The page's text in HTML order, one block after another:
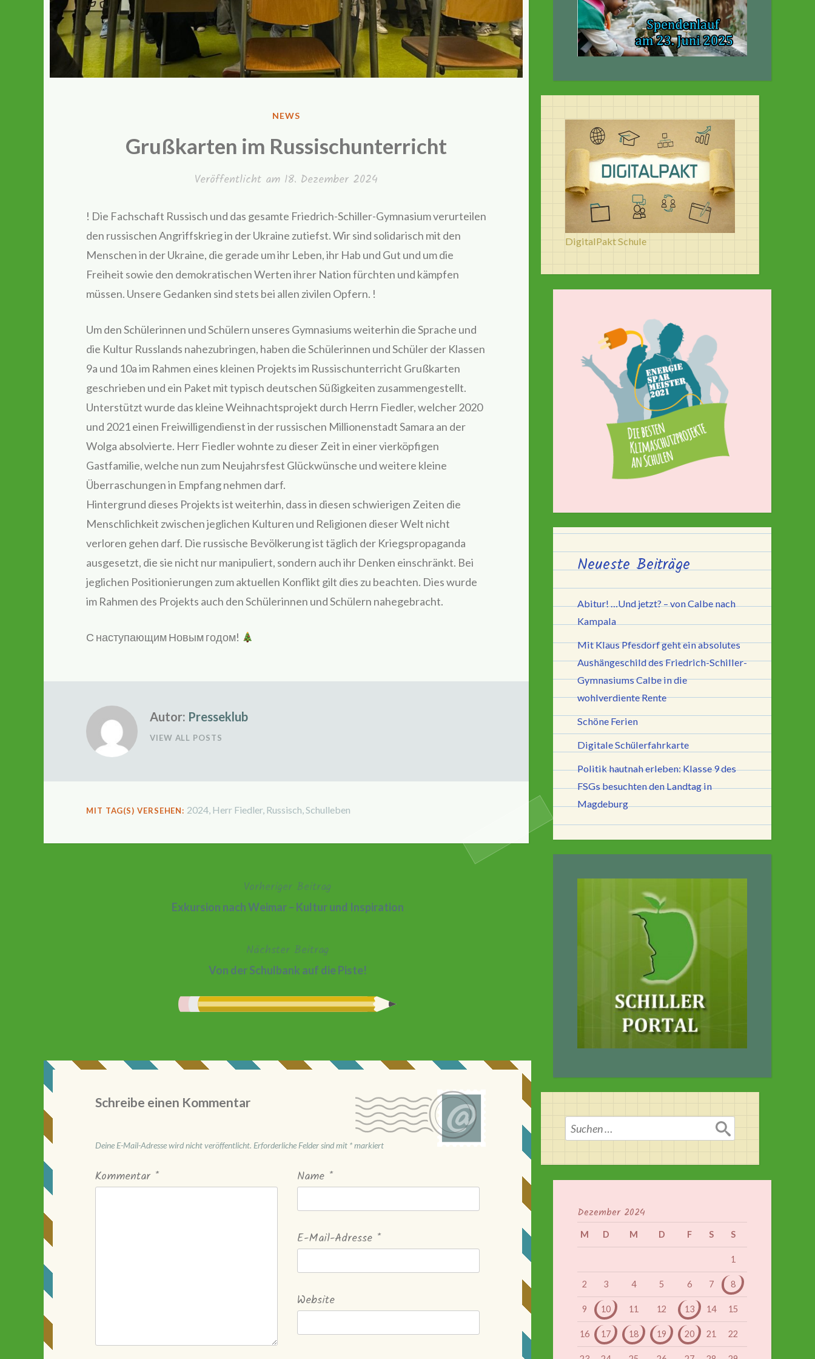
VERÖFFENTLICHT
NEWS
Grußkarten im Russischunterricht
Veröffentlicht am 18. Dezember 2024
! Die Fachschaft Russisch und das gesamte Friedrich-Schiller-Gymnasium verurteilen
den russischen Angriffskrieg in der Ukraine zutiefst. Wir sind solidarisch mit den
Menschen in der Ukraine, die gerade um ihr Leben, ihr Hab und Gut und um die
Freiheit sowie den demokratischen Werten ihrer Nation fürchten und kämpfen
müssen. Unsere Gedanken sind stets bei allen zivilen Opfern. !
Um den Schülerinnen und Schülern unseres Gymnasiums weiterhin die Sprache und
die Kultur Russlands nahezubringen, haben die Schülerinnen und Schüler der Klassen
9a und 10a im Rahmen eines kleinen Projekts im Russischunterricht Grußkarten
geschrieben und ein Paket mit typisch deutschen Süßigkeiten zusammengestellt.
Unterstützt wurde das kleine Weihnachtsprojekt durch Herrn Fiedler, welcher 2020
und 2021 einen Freiwilligendienst in der russischen Millionenstadt Samara an der
Wolga absolvierte. Herr Fiedler wohnte zu dieser Zeit in einer vierköpfigen
Gastfamilie, welche nun zum Neujahrsfest Glückwünsche und weitere kleine
Überraschungen in Empfang nehmen darf.
Hintergrund dieses Projekts ist weiterhin, dass in diesen schwierigen Zeiten die
Menschlichkeit zwischen jeglichen Kulturen und Religionen dieser Welt nicht
verloren gehen darf. Die russische Bevölkerung ist täglich der Kriegspropaganda
ausgesetzt, die sie nicht nur manipuliert, sondern auch ihr Denken einschränkt. Bei
jeglichen Positionierungen zum aktuellen Konflikt gilt dies zu beachten. Dies wurde
im Rahmen des Projekts auch den Schülerinnen und Schülern nahegebracht.
С наступающим Новым годом!
Autor: Presseklub
VIEW ALL POSTS
MIT TAG(S) VERSEHEN: 2024 Herr Fiedler, Russisch Schulleben
Vorheriger Beitrag
Exkursion nach Weimar – Kultur und Inspiration
Nächster Beitrag
Von der Schulbank auf die Piste!
Schreibe einen Kommentar
Deine E-Mail-Adresse wird nicht veröffentlicht. Erforderliche Felder sind mit *markiert
Kommentar * Name *
E-Mail-Adresse *
Website
DigitalPakt Schule
Neueste Beiträge
Abitur! …Und jetzt? – von Calbe nach
Kampala
Mit Klaus Pfesdorf geht ein absolutes
Aushängeschild des Friedrich-Schiller-
Gymnasiums Calbe in die
wohlverdiente Rente
Schöne Ferien
Digitale Schülerfahrkarte
Politik hautnah erleben: Klasse 9 des
FSGs besuchten den Landtag in
Magdeburg
Suchen
nach:
Dezember 2024
M D M D F S S
1
2 3 4 5 6 7 8
9 10 11 12 13 14 15
16 17 18 19 20 21 22